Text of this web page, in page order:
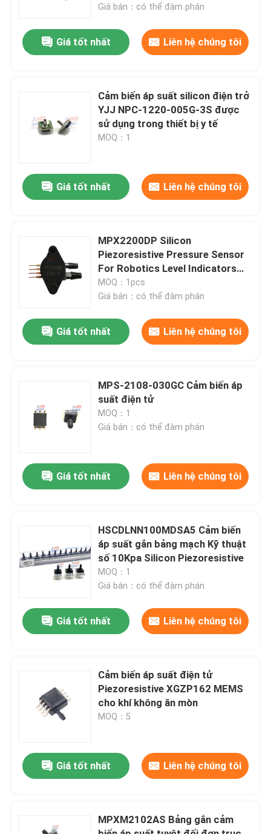
Nhà
Trình diễn VR
Chuyến tham quan nhà máy
Kiểm soát chất lượng
Liên hệ với chúng tôi
Tin tức
Cảm biến khí điện hóa
Giá bán：có thể đàm phán
Giá tốt nhất Liên hệ chúng tôi
Cảm biến áp suất silicon điện trở
YJJ NPC-1220-005G-3S được
sử dụng trong thiết bị y tế
MOQ：1
Giá tốt nhất Liên hệ chúng tôi
MPX2200DP Silicon
Piezoresistive Pressure Sensor
For Robotics Level Indicators
Pressure Switching
MOQ：1pcs
Giá bán：có thể đàm phán
Giá tốt nhất Liên hệ chúng tôi
MPS-2108-030GC Cảm biến áp
suất điện tử
MOQ：1
Giá bán：có thể đàm phán
Giá tốt nhất Liên hệ chúng tôi
HSCDLNN100MDSA5 Cảm biến
áp suất gắn bảng mạch Kỹ thuật
số 10Kpa Silicon Piezoresistive
MOQ：1
Giá bán：có thể đàm phán
Giá tốt nhất Liên hệ chúng tôi
Cảm biến áp suất điện tử
Piezoresistive XGZP162 MEMS
cho khí không ăn mòn
MOQ：5
Giá tốt nhất Liên hệ chúng tôi
MPXM2102AS Bảng gắn cảm